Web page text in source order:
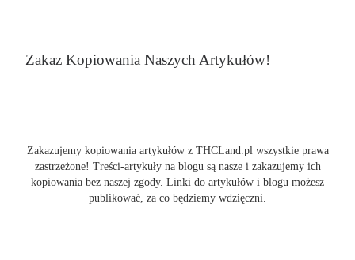
Zakaz Kopiowania Naszych Artykułów!
Zakazujemy kopiowania artykułów z THCLand.pl wszystkie prawa
zastrzeżone! Treści-artykuły na blogu są nasze i zakazujemy ich
kopiowania bez naszej zgody. Linki do artykułów i blogu możesz
publikować, za co będziemy wdzięczni.